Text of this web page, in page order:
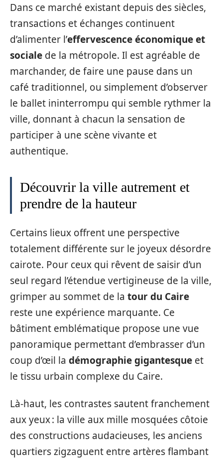
Dans ce marché existant depuis des siècles,
transactions et échanges continuent
d’alimenter l’effervescence économique et
sociale de la métropole. Il est agréable de
marchander, de faire une pause dans un
café traditionnel, ou simplement d’observer
le ballet ininterrompu qui semble rythmer la
ville, donnant à chacun la sensation de
participer à une scène vivante et
authentique.
Découvrir la ville autrement et
prendre de la hauteur
Certains lieux offrent une perspective
totalement différente sur le joyeux désordre
cairote. Pour ceux qui rêvent de saisir d’un
seul regard l’étendue vertigineuse de la ville,
grimper au sommet de la tour du Caire
reste une expérience marquante. Ce
bâtiment emblématique propose une vue
panoramique permettant d’embrasser d’un
coup d’œil la démographie gigantesque et
le tissu urbain complexe du Caire.
Là-haut, les contrastes sautent franchement
aux yeux : la ville aux mille mosquées côtoie
des constructions audacieuses, les anciens
quartiers zigzaguent entre artères flambant